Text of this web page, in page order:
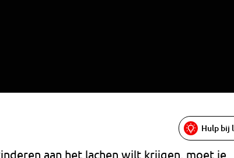
Hulp bij
aan het lachen wilt krijgen, moet je